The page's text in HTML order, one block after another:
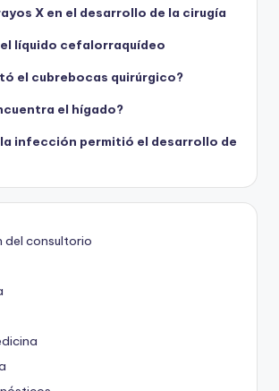
X en el desarrollo de la cirugía
líquido cefalorraquídeo
el cubrebocas quirúrgico?
el hígado?
infección permitió el desarrollo de
del consultorio